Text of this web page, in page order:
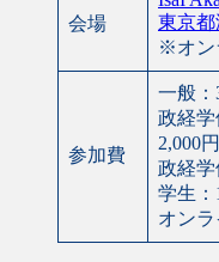
会場
東京都
※オン
参加費
一般：
政経学
2,000円
政経
学生：
オンラ